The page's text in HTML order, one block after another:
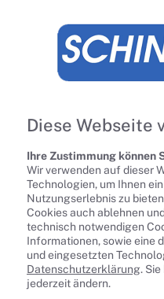
Kundendienst
Diese Webseite
Ihre Zustimmung können
Wir verwenden auf dieser
Technologien, um Ihnen
Nutzungserlebnis zu
Cookies auch ablehnen
technisch notwendigen
Informationen, sowie eine
und eingesetzten
Datenschutzerklärung.
jederzeit ändern.